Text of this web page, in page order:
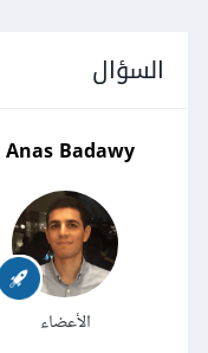
السؤال
Anas Badawy
الأعضاء